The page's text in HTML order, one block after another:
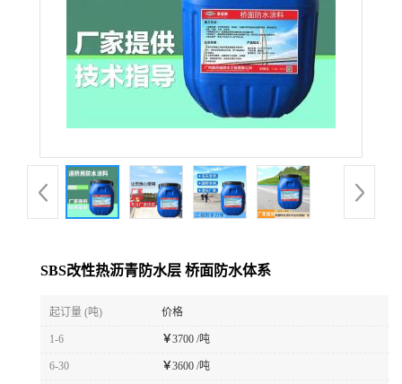
SBS改性热沥青防水层 桥面防水体系
起订量 (吨) 价格
1-6 ￥3700 /吨
6-30 ￥3600 /吨